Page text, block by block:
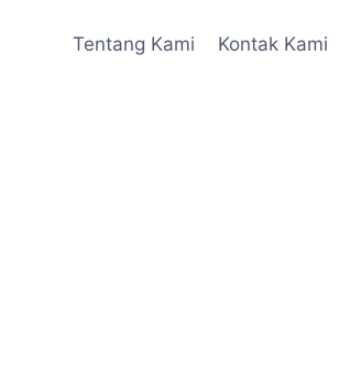
Tentang Kami Kontak Kami